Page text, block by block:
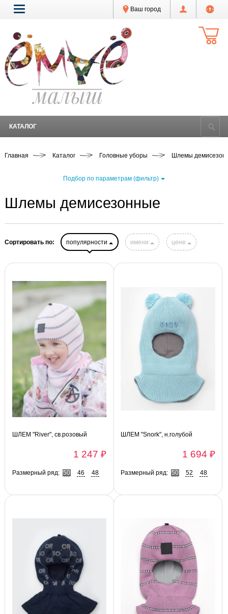
Ваш город
КАТАЛОГ
Главная Каталог Головные уборы Шлемы
Подбор по параметрам (фильтр)
Шлемы демисезонные
Сортировать по: популярности имени цене
ШЛЕМ "River", св.розовый
1 247 ₽
Размерный ряд: 50 46 48
ШЛЕМ "Snork", н.голубой
1 694 ₽
Размерный ряд: 50 52 48